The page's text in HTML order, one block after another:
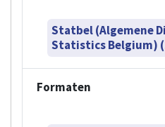
Statbel (Algemene
Statistics Belgium)
Formaten